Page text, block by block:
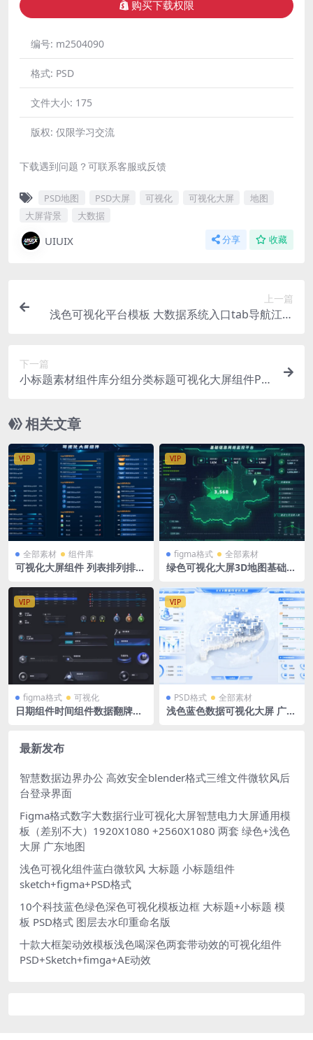
购买下载权限
编号: m2504090
格式: PSD
文件大小: 175
版权: 仅限学习交流
下载遇到问题？可联系客服或反馈
PSD地图 PSD大屏 可视化 可视化大屏
地图
大屏背景
大数据
UIUIX 分享 收藏
上一篇
浅色可视化平台模板 大数据系统入口tab导航江苏
下一篇
小标题素材组件库分组分类标题可视化大屏组件PS
相关文章
VIP
全部素材 组件库
可视化大屏组件 列表排列排序
VIP
figma格式 全部素材
绿色可视化大屏3D地图基础网
VIP
figma格式 可视化
日期组件时间组件数据翻牌器
VIP
PSD格式 全部素材
浅色蓝色数据可视化大屏 广东
最新发布
智慧数据边界办公 高效安全blender格式三维文件微软风后
台登录界面
Figma格式数字大数据行业可视化大屏智慧电力大屏通用模
板（差别不大）1920X1080 +2560X1080 两套 绿色+浅色
大屏 广东地图
浅色可视化组件蓝白微软风 大标题 小标题组件
sketch+figma+PSD格式
10个科技蓝色绿色深色可视化模板边框 大标题+小标题 模
板 PSD格式 图层去水印重命名版
十款大框架动效模板浅色喝深色两套带动效的可视化组件
PSD+Sketch+fimga+AE动效